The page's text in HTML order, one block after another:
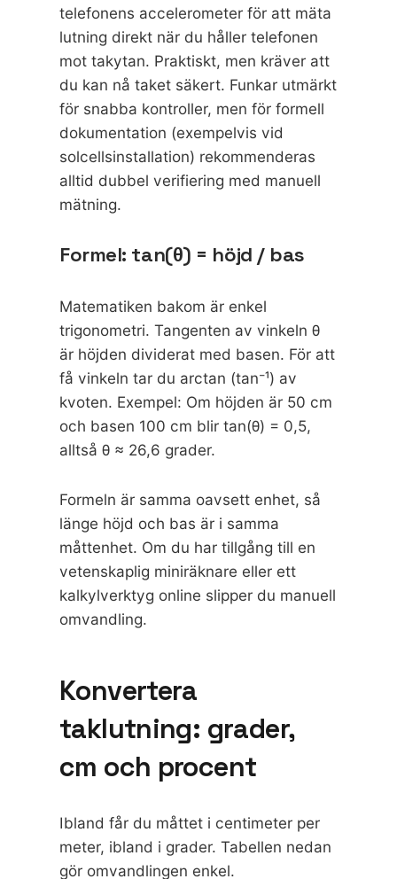
telefonens accelerometer för att mäta
lutning direkt när du håller telefonen
mot takytan. Praktiskt, men kräver att
du kan nå taket säkert. Funkar utmärkt
för snabba kontroller, men för formell
dokumentation (exempelvis vid
solcellsinstallation) rekommenderas
alltid dubbel verifiering med manuell
mätning.
Formel: tan(θ) = höjd / bas
Matematiken bakom är enkel
trigonometri. Tangenten av vinkeln θ
är höjden dividerat med basen. För att
få vinkeln tar du arctan (tan⁻¹) av
kvoten. Exempel: Om höjden är 50 cm
och basen 100 cm blir tan(θ) = 0,5,
alltså θ ≈ 26,6 grader.
Formeln är samma oavsett enhet, så
länge höjd och bas är i samma
måttenhet. Om du har tillgång till en
vetenskaplig miniräknare eller ett
kalkylverktyg online slipper du manuell
omvandling.
Konvertera
taklutning: grader,
cm och procent
Ibland får du måttet i centimeter per
meter, ibland i grader. Tabellen nedan
gör omvandlingen enkel.